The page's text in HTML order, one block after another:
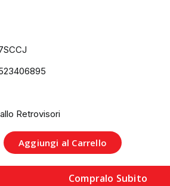
Retrovisori
Aggiungi al Carrello
Compralo Subito